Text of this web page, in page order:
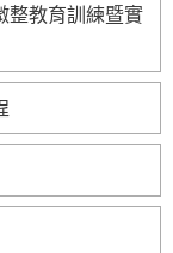
整教育訓練暨實